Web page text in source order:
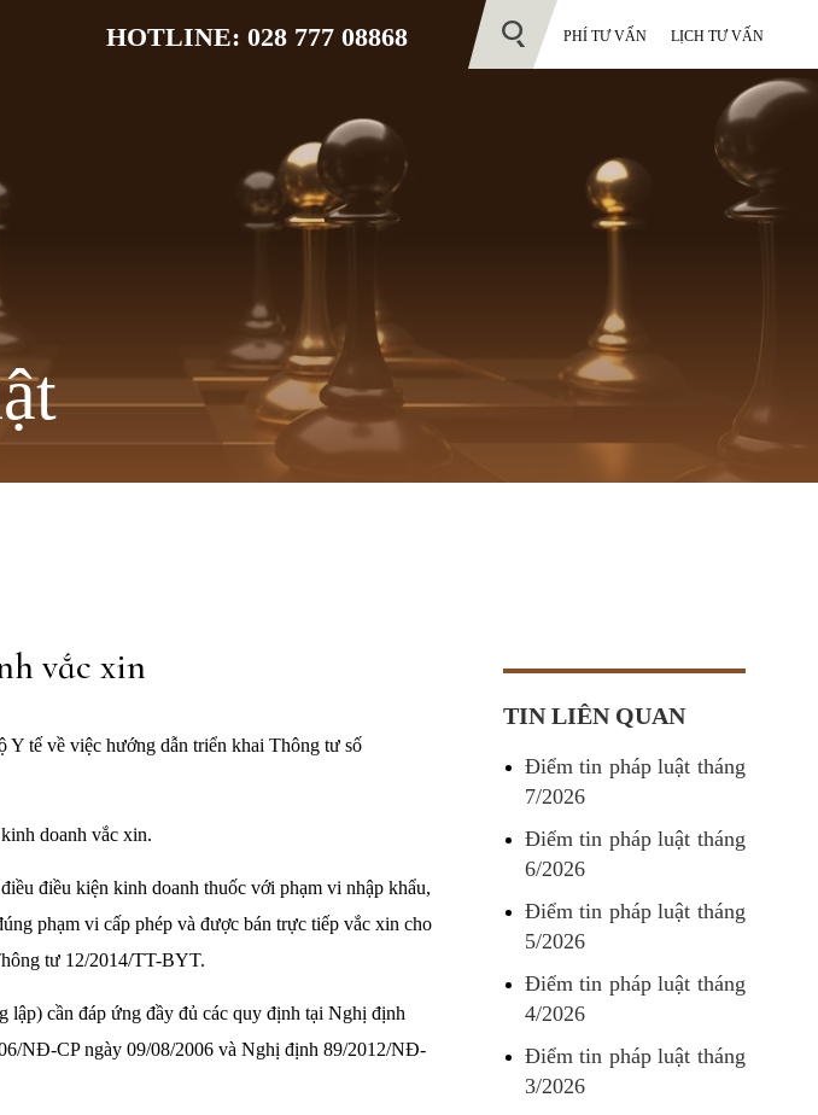
HOTLINE: 028 777 08868 PHÍ TƯ VẤN LỊCH TƯ VẤN
vắc xin
tế về việc hướng dẫn triển khai Thông tư số
doanh vắc xin.
điều kiện kinh doanh thuốc với phạm vi nhập khẩu,
phạm vi cấp phép và được bán trực tiếp vắc xin cho
tư 12/2014/TT-BYT.
lập) cần đáp ứng đầy đủ các quy định tại Nghị định
NĐ-CP ngày 09/08/2006 và Nghị định 89/2012/NĐ-
TIN LIÊN QUAN
Điểm tin pháp luật tháng
7/2026
Điểm tin pháp luật tháng
6/2026
Điểm tin pháp luật tháng
5/2026
Điểm tin pháp luật tháng
4/2026
Điểm tin pháp luật tháng
3/2026